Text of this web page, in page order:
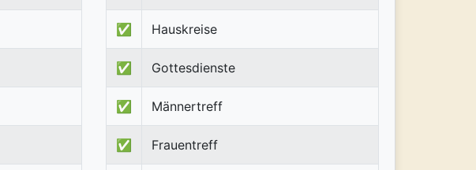
✅ Hauskreise
✅ Gottesdienste
✅ Männertreff
✅ Frauentreff